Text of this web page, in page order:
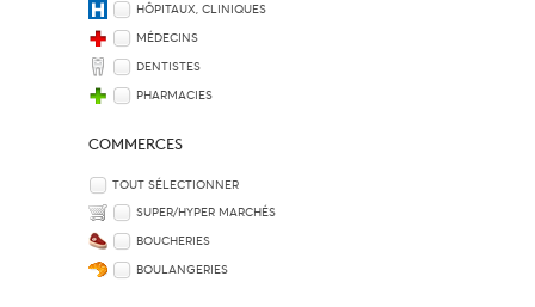
HÔPITAUX, CLINIQUES
MÉDECINS
DENTISTES
PHARMACIES
COMMERCES
TOUT SÉLECTIONNER
SUPER/HYPER MARCHÉS
BOUCHERIES
BOULANGERIES